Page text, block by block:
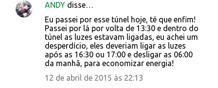
C
ANDY disse…
Eu passei por esse túnel hoje, té que enfim!
Passei por lá por volta de 13:30 e dentro do
túnel as luzes estavam ligadas, eu achei um
desperdício, eles deveriam ligar as luzes
após as 16:30 ou 17:00 e desligar as 06:00
da manhã, para economizar energia!
12 de abril de 2015 às 22:13